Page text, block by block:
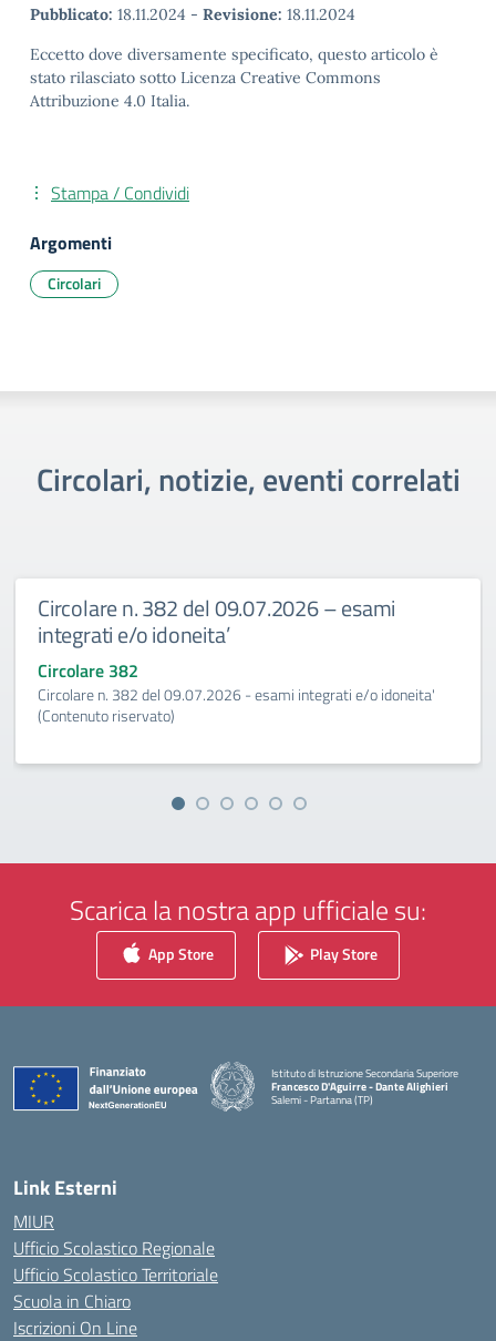
Pubblicato: 18.11.2024 - Revisione: 18.11.2024
Eccetto dove diversamente specificato, questo articolo è
stato rilasciato sotto Licenza Creative Commons
Attribuzione 4.0 Italia.
Stampa / Condividi
Argomenti
Circolari
Circolari, notizie, eventi correlati
Circolare n. 382 del 09.07.2026 – esami
integrati e/o idoneita’
Circolare 382
Circolare n. 382 del 09.07.2026 - esami integrati e/o idoneita'
(Contenuto riservato)
Scarica la nostra app ufficiale su:
App Store Play Store
Istituto di Istruzione Secondaria Superiore
Francesco D'Aguirre - Dante Alighieri
Salemi - Partanna (TP)
Link Esterni
MIUR
Ufficio Scolastico Regionale
Ufficio Scolastico Territoriale
Scuola in Chiaro
Iscrizioni On Line